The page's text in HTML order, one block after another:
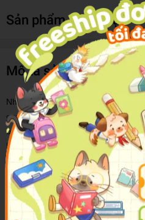
Sản phẩm cùng loại
Mô tả sản phẩm
Nhắc đến người Do Thái, người
con buôn Shylock chuyên cho
buôn thành Venice" của W.
Kitô giáo, đến các nhà khoa
Sigmund Freud..., đồng thời,
có, sự khôn ngoan, giữ gìn
người Do Thái...
Tại Sao Người Do Thái Xuất Sắc?